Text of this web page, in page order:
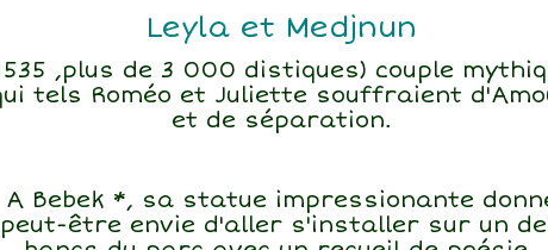
Leyla et Medjnun
,plus de 3 000 distiques) couple
tels Roméo et Juliette souffraient
et de séparation.
A Bebek *, sa statue impressionante
peut-être envie d'aller s'installer sur un